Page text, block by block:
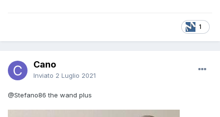
1
Cano
Inviato 2 Luglio 2021
@Stefano86 the wand plus